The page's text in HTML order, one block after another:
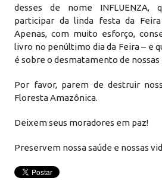
desses de nome INFLUENZA,
participar da linda festa da
Apenas, com muito esforço,
livro no penúltimo dia da Feira – e
é sobre o desmatamento de
Por favor, parem de destruir
Floresta Amazônica.
Deixem seus moradores em paz!
Preservem nossa saúde e nossas